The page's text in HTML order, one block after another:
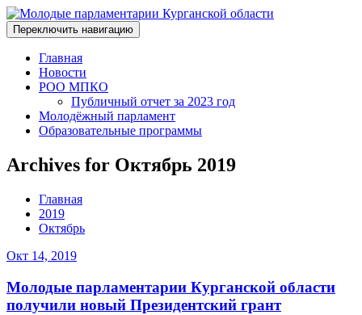
Переключить навигацию
Главная
Новости
РОО МПКО
Публичный отчет за 2023 год
Молодёжный парламент
Образовательные программы
Archives for Октябрь 2019
Главная
2019
Октябрь
Окт 14, 2019
Молодые парламентарии Курганской области
получили новый Президентский грант